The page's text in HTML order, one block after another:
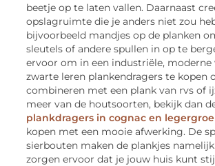
beetje op te laten vallen. Daarnaast
opslagruimte die je anders niet zou
bijvoorbeeld mandjes op de planken
sleutels of andere spullen in op te
ervoor om in een industriële, moderne
zwarte leren plankendragers te kopen
combineren met een plank van rvs of
meer van de houtsoorten, bekijk dan
plankdragers in cognac en
kopen met een mooie afwerking. De
sierbouten maken de plankjes
zorgen ervoor dat je jouw huis kunt